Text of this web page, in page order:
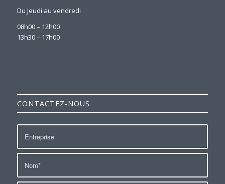
Du Jeudi au vendredi
08h00 – 12h00
13h30 – 17h00
CONTACTEZ-NOUS